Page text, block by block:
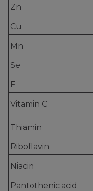
Zn
Cu
Mn
Se
F
Vitamin C
Thiamin
Riboflavin
Niacin
Pantothenic acid